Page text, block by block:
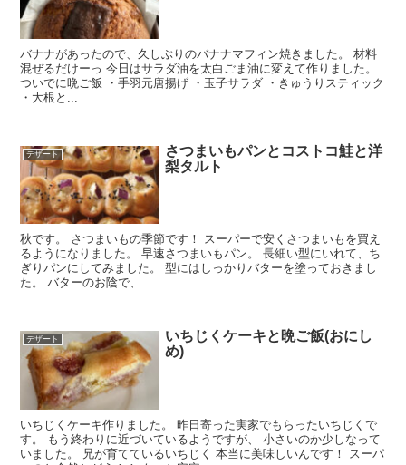
バナナがあったので、久しぶりのバナナマフィン焼きました。 材料
混ぜるだけーっ 今日はサラダ油を太白ごま油に変えて作りました。
ついでに晩ご飯 ・手羽元唐揚げ ・玉子サラダ ・きゅうりスティック
・大根と...
デザート
さつまいもパンとコストコ鮭と洋
梨タルト
秋です。 さつまいもの季節です！ スーパーで安くさつまいもを買え
るようになりました。 早速さつまいもパン。 長細い型にいれて、ち
ぎりパンにしてみました。 型にはしっかりバターを塗っておきまし
た。 バターのお陰で、...
デザート
いちじくケーキと晩ご飯(おにし
め)
いちじくケーキ作りました。 昨日寄った実家でもらったいちじくで
す。 もう終わりに近づいているようですが、 小さいのか少しなって
いました。 兄が育てているいちじく 本当に美味しいんです！ スーパ